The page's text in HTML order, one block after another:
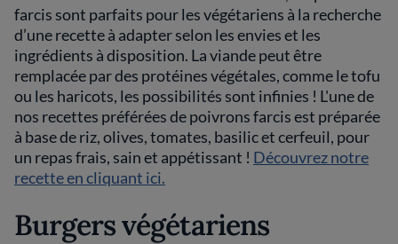
farcis sont parfaits pour les végétariens à la recherche
d’une recette à adapter selon les envies et les
ingrédients à disposition. La viande peut être
remplacée par des protéines végétales, comme le tofu
ou les haricots, les possibilités sont infinies ! L'une de
nos recettes préférées de poivrons farcis est préparée
à base de riz, olives, tomates, basilic et cerfeuil, pour
un repas frais, sain et appétissant ! Découvrez notre
recette en cliquant ici.
Burgers végétariens